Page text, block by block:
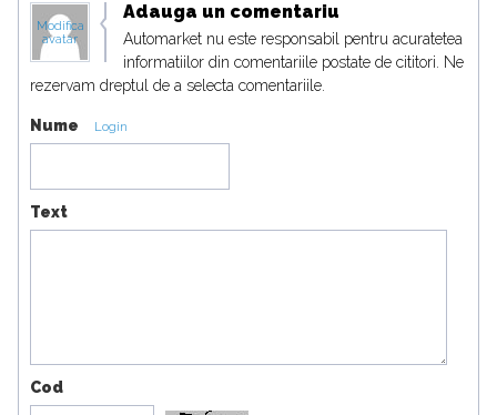
Modifica
avatar
Adauga un comentariu
Automarket nu este responsabil pentru acuratetea
informatiilor din comentariile postate de cititori. Ne
rezervam dreptul de a selecta comentariile.
Nume Login
Text
Cod